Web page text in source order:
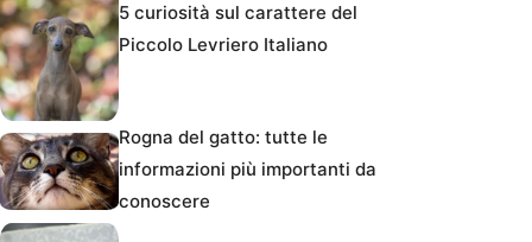
5 curiosità sul carattere del
Piccolo Levriero Italiano
Rogna del gatto: tutte le
informazioni più importanti da
conoscere